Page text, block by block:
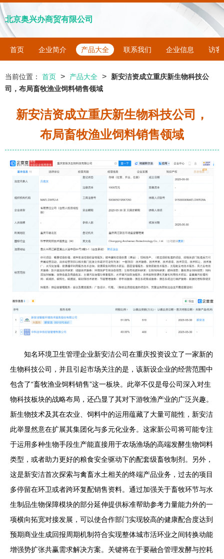
北京奥兴办商贸有限公司
首页 企业简介 产品大全 联系我们 企业信息 访客
当前位置： 首页 > 产品大全 >
新安洁资成立重庆新生物科技公
司，布局畜牧渔业饲料销售领域
新安洁资成立重庆新生物科技公司，
布局畜牧渔业饲料销售领域
知名环境卫生管理企业新安洁公司在重庆投资设立了一家新的
生物科技公司，并且引起市场关注的是，该新设企业的经营范围中
包含了“畜牧渔业饲料销售”这一板块。此举不仅是母公司深入对生
物科技板块的战略布局，还凸显了其对下游牧渔产业的广泛兴趣。
新生物技术及其在农业、饲料中的运用蕴藏了大量可能性，新安洁
此举显然意在扩展其集团化与多元化业务。这家新公司将可能专注
于运用多种生物手段生产能直接用于农场渔场的高端发酵生物饲料
类型，或者助力更好的粮食安全驱动下的配套级畜牧制剂。另外，
这是新安洁首次探索与禽畜水土相关的终端产品业务，过去的项目
多停留在环卫或者跨环复配销售资料。通过加强关于畜牧环节与水
生制品生物保障模块的部分延伸提供标准帮助参考力量能力外的一
项横向拓宽对接发展，可以使合作部门实现较高的健康配合度达到
预期商业生成回报周期机制符合实现整体城市活环业之间转换动能
增强势扩张共赢需求解决方案。关键将在于要融合管理发酵与控耗